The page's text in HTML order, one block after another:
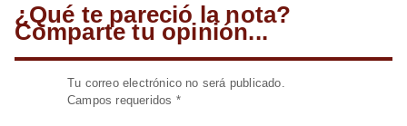
¿Qué te pareció la nota?
Comparte tu opinión...
Tu correo electrónico no será publicado.
Campos requeridos *